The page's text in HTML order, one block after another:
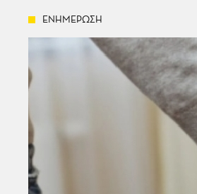
ΕΝΗΜΕΡΩΣΗ